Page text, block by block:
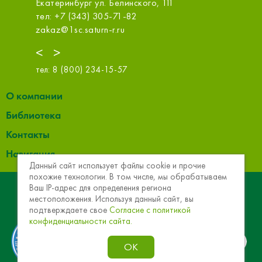
<
Екатеринбург ул. Белинского, 111
тел: +7 (343) 305-71-82
zakaz@1sc.saturn-r.ru
>
тел: 8 (800) 234-15-57
О компании
Библиотека
Контакты
Навигация
© 2013 - 2026 Эковер. Базальтовая теплоизоляция и
звукоизоляция
Данный сайт использует файлы cookie и прочие
похожие технологии. В том числе, мы обрабатываем
Ваш IP-адрес для определения региона
местоположения. Используя данный сайт, вы
подтверждаете свое Согласие с политикой
конфиденциальности сайта.
ОК